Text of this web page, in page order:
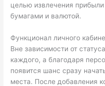
целью извлечения
бумагами и валютой.
Функционал личного
Вне зависимости от
каждого, а благодаря
появится шанс сразу
места. После добавления